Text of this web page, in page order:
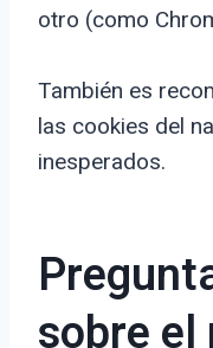
otro (como
También es
las cookies del
inesperados.
sobre